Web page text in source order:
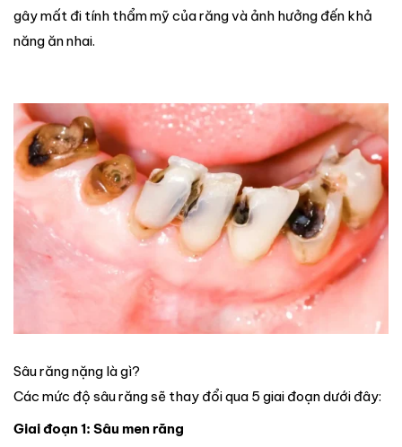
gây mất đi tính thẩm mỹ của răng và ảnh hưởng đến khả
năng ăn nhai.
Sâu răng nặng là gì?
Các mức độ sâu răng sẽ thay đổi qua 5 giai đoạn dưới đây:
Giai đoạn 1: Sâu men răng